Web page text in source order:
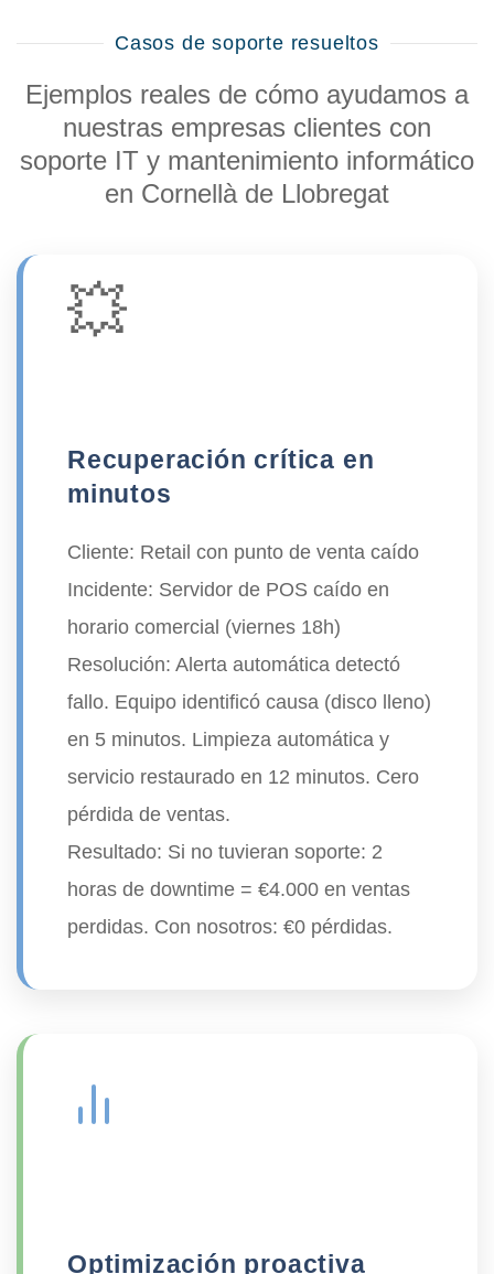
Casos de soporte resueltos
Ejemplos reales de cómo ayudamos a
nuestras empresas clientes con
soporte IT y mantenimiento informático
en Cornellà de Llobregat
💥
Recuperación crítica en
minutos
Cliente: Retail con punto de venta caído
Incidente: Servidor de POS caído en
horario comercial (viernes 18h)
Resolución: Alerta automática detectó
fallo. Equipo identificó causa (disco lleno)
en 5 minutos. Limpieza automática y
servicio restaurado en 12 minutos. Cero
pérdida de ventas.
Resultado: Si no tuvieran soporte: 2
horas de downtime = €4.000 en ventas
perdidas. Con nosotros: €0 pérdidas.
Optimización proactiva